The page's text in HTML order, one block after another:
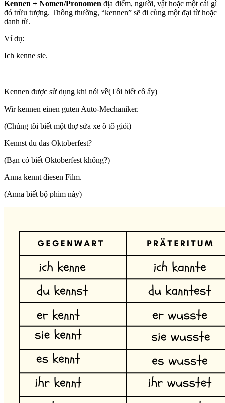
Kennen + Nomen/Pronomen địa điểm, người, vật hoặc một cái gì
đó trừu tượng. Thông thường, “kennen” sẽ đi cùng một đại từ hoặc
danh từ.
Ví dụ:
Ich kenne sie.
Kennen được sử dụng khi nói về(Tôi biết cô ấy)
Wir kennen einen guten Auto-Mechaniker.
(Chúng tôi biết một thợ sửa xe ô tô giỏi)
Kennst du das Oktoberfest?
(Bạn có biết Oktoberfest không?)
Anna kennt diesen Film.
(Anna biết bộ phim này)